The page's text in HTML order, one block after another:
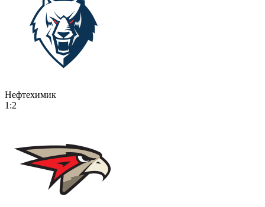
Нефтехимик
1:2